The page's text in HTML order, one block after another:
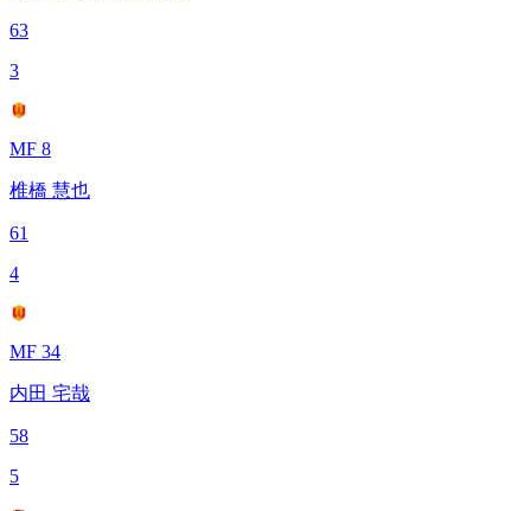
63
3
MF 8
椎橋 慧也
61
4
MF 34
内田 宅哉
58
5